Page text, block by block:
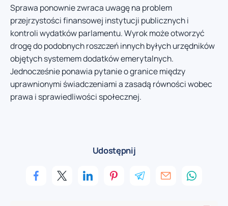
Sprawa ponownie zwraca uwagę na problem
przejrzystości finansowej instytucji publicznych i
kontroli wydatków parlamentu. Wyrok może otworzyć
drogę do podobnych roszczeń innych byłych urzędników
objętych systemem dodatków emerytalnych.
Jednocześnie ponawia pytanie o granice między
uprawnionymi świadczeniami a zasadą równości wobec
prawa i sprawiedliwości społecznej.
Udostępnij